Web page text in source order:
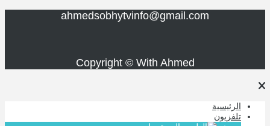
ahmedsobhytvinfo@gmail.com
Copyright © With Ahmed
الرئيسية
تلفزيون